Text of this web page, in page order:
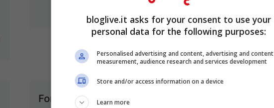
Ford Mustang nel
bloglive.it asks for your consent to use your
personal data for the following purposes:
Personalised advertising and content, advertising and content
measurement, audience research and services development
Store and/or access information on a device
Learn more